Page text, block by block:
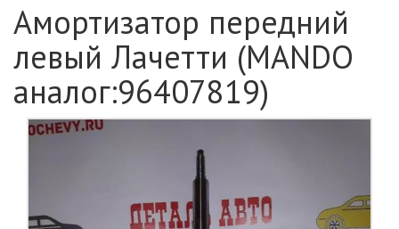
Амортизатор передний
левый Лачетти (MANDO
аналог:96407819)